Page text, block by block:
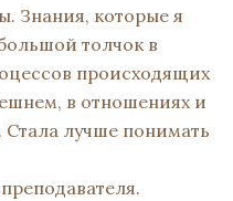
Знания, которые я
толчок в
происходящих
в отношениях и
лучше понимать